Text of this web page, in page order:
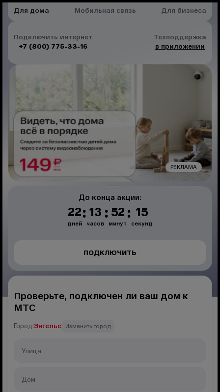
Для дома Мобильная связь Для бизнеса
Подключить интернет
+7 (800) 775-33-16
Техподдержка
в приложении
РЕКЛАМА
До конца акции:
22
дней: 13
часов: 52
минут: 15
секунд
ПОДКЛЮЧИТЬ
Проверьте, подключен ли ваш дом к
МТС
Город:Энгельс Изменить город